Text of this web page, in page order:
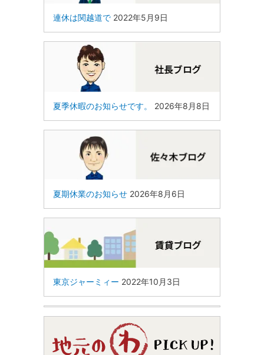
連休は関越道で 2022年5月9日
夏季休暇のお知らせです。 2026年8月8日
夏期休業のお知らせ 2026年8月6日
東京ジャーミィー 2022年10月3日